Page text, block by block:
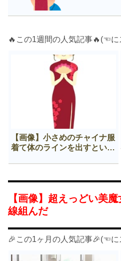
🔥この1週間の人気記事🔥(☜に
【画像】小さめのチャイナ服
着て体のラインを出すという
【画像】超えっどい美
線組んだ
🎉この1ヶ月の人気記事🎉(☜に